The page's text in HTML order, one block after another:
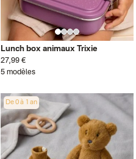
Lunch box animaux Trixie
27,99 €
5 modèles
De 0 à 1 an